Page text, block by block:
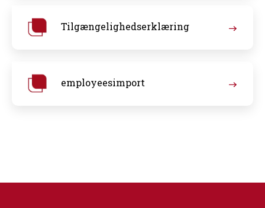
Tilgængelighedserklæring
employeesimport